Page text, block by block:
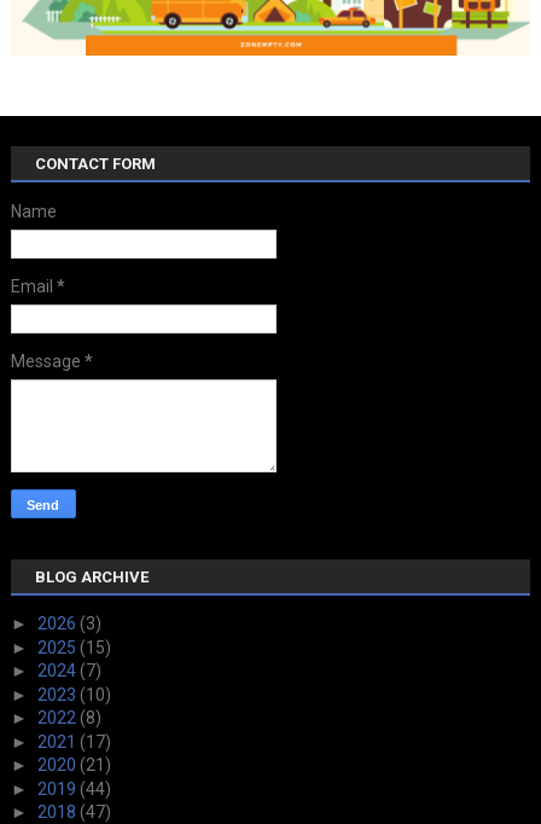
CONTACT FORM
Name
Email *
Message *
BLOG ARCHIVE
► 2026 (3)
► 2025 (15)
► 2024(7)
► 2023 (10)
► 2022 (8)
► 2021 (17)
► 2020 (21)
► 2019 (44)
► 2018 (47)